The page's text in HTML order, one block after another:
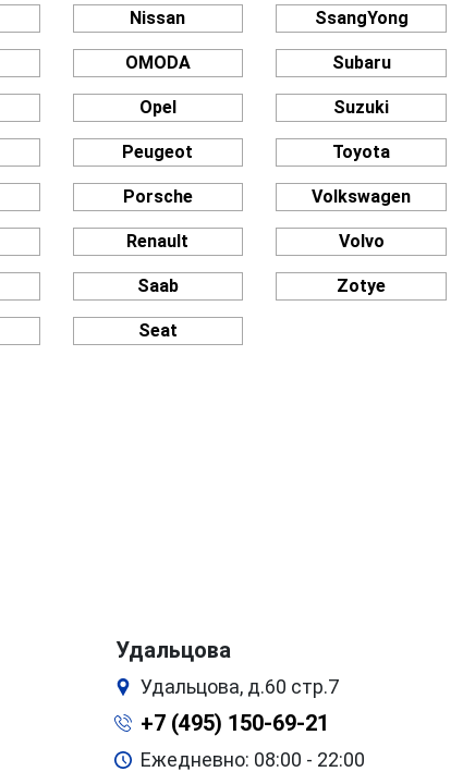
Nissan
OMODA
Opel
Peugeot
Porsche
Renault
Saab
Seat
SsangYong
Subaru
Suzuki
Toyota
Volkswagen
Volvo
Zotye
Удальцова
Удальцова, д.60 стр.7
+7 (495) 150-69-21
Ежедневно: 08:00 - 22:00